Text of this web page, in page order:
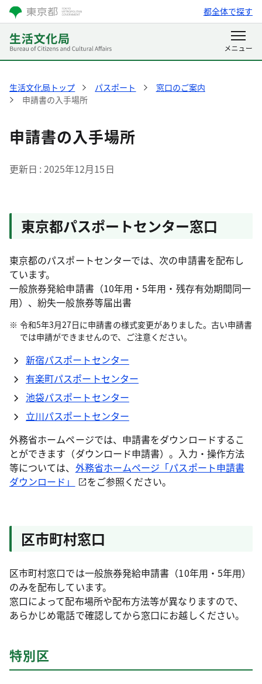
都全体で探す
生活文化局トップ パスポート
窓口のご案内
申請書の入手場所
申請書の入手場所
更新日 2025年12月15日
東京都パスポートセンター窓口
東京都のパスポートセンターでは、次の申請書を配布し
ています。
一般旅券発給申請書（10年用・5年用・残存有効期間同一
用）、紛失一般旅券等届出書
令和5年3月27日に申請書の様式変更がありました。古い申請書
では申請ができませんので、ご注意ください。
新宿パスポートセンター
有楽町パスポートセンター
池袋パスポートセンター
立川パスポートセンター
外務省ホームページでは、申請書をダウンロードするこ
とができます（ダウンロード申請書）。入力・操作方法
等については、 外務省ホームページ「パスポート申請書
ダウンロード」
をご参照ください。
区市町村窓口
区市町村窓口では一般旅券発給申請書（10年用・5年用）
のみを配布しています。
窓口によって配布場所や配布方法等が異なりますので、
あらかじめ電話で確認してから窓口にお越しください。
特別区